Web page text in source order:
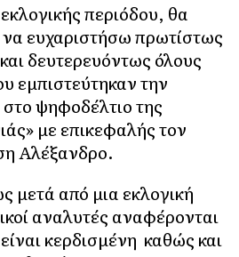
περιόδου, θα
ευχαριστήσω πρωτίστως
δευτερευόντως όλους
εμπιστεύτηκαν την
ψηφοδέλτιο της
με επικεφαλής τον
Αλέξανδρο.
μετά από μια εκλογική
αναλυτές αναφέρονται
κερδισμένη καθώς και